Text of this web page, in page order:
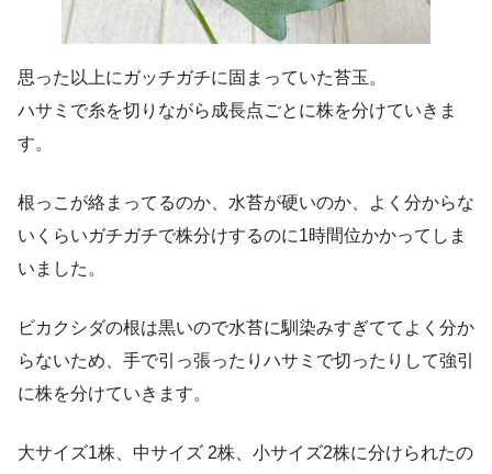
思った以上にガッチガチに固まっていた苔玉。
ハサミで糸を切りながら成長点ごとに株を分けていきま
す。
根っこが絡まってるのか、水苔が硬いのか、よく分からな
いくらいガチガチで株分けするのに1時間位かかってしま
いました。
ビカクシダの根は黒いので水苔に馴染みすぎててよく分か
らないため、手で引っ張ったりハサミで切ったりして強引
に株を分けていきます。
大サイズ1株、中サイズ 2株、小サイズ2株に分けられたの